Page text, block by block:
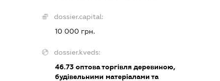
dossier.capital:
10 000 грн.
dossier.kveds:
46.73оптова торгівля деревиною,
будівельними матеріалами та